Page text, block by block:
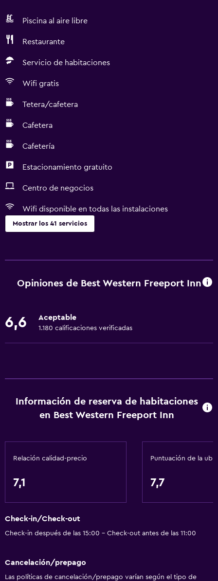
Piscina al aire libre
Restaurante
Servicio de habitaciones
Wifi gratis
Tetera/cafetera
Cafetera
Cafetería
Estacionamiento gratuito
Centro de negocios
Wifi disponible en todas las instalaciones
Mostrar los 41 servicios
Wifi gratis
Aire acondicionado
Accesibilidad y adecuación
Habitación hipoalergénica
Mascotas permitidas bajo consulta (pueden aplicar cargos
extra)
Estacionamiento accesible
Áreas designadas para fumadores
Comedor
Tetera/cafetera
Nevera
Opiniones de Best Western Freeport Inn
6,6 Aceptable
1.180 calificaciones verificadas
Información de reserva de habitaciones
en Best Western Freeport Inn
Relación calidad-precio
7,1
Puntuación de la
7,7
Check-in/Check-out
Check-in después de las 15:00 - Check-out antes de las 11:00
Cancelación/prepago
Las políticas de cancelación/prepago varían según el tipo de